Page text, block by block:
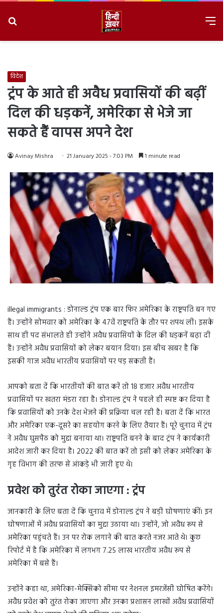
विदेश
ट्रंप के आते ही अवैध प्रवासियों की बढ़ीं
दिल की धड़कनें, अमेरिका से भेजे जा
सकते हैं वापस अपने देश
Avinay Mishra 21 January 2025 - 7:03 PM 1 minute read
illegal immigrants : डोनाल्ड ट्रंप एक बार फिर अमेरिका के राष्ट्रपति बन गए
हैं। उन्होंने सोमवार को अमेरिका के 47वें राष्ट्रपति के तौर पर शपथ ली। इसके
साथ ही पद संभालते ही उन्होंने अवैध प्रवासियों के दिल की धड़कनें बढ़ा दी
हैं। उन्होंने अवैध प्रवासियों को लेकर बयान दिया। इस बीच खबर है कि
इसकी गाज अवैध भारतीय प्रवासियों पर पड़ सकती है।
आपको बता दें कि भारतीयों की बात करें तो 18 हजार अवैध भारतीय
प्रवासियों पर खतरा मंडरा रहा है। डोनाल्ड ट्रंप ने पहले ही स्पष्ट कर दिया है
कि प्रवासियों को उनके देश भेजने की प्रक्रिया चल रही है। बता दें कि भारत
और अमेरिका एक-दूसरे का सहयोग करने के लिए तैयार हैं। पूरे चुनाव में ट्रंप
ने अवैध घुसपैठ को मुद्दा बनाया था। राष्ट्रपति बनने के बाद ट्रंप ने कार्यकारी
आदेश जारी कर दिया है। 2022 की बात करें तो इसी को लेकर अमेरिका के
गृह विभाग की तरफ से आंकड़े भी जारी हुए थे।
प्रवेश को तुरंत रोका जाएगा : ट्रंप
जानकारी के लिए बता दें कि चुनाव में डोनाल्ड ट्रंप ने बड़ी घोषणाएं कीं। इन
घोषणाओं में अवैध प्रवासियों का मुद्दा उठाया था। उन्होंने, जो अवैध रूप से
अमेरिका पहुंचते हैं। उन पर रोक लगाने की बात करते नजर आते थे। कुछ
रिपोर्ट में है कि अमेरिका में लगभग 7.25 लाख भारतीय अवैध रूप से
अमेरिका में बसे हैं।
उन्होंने कहा था, अमेरिका-मेक्सिको सीमा पर नेशनल इमरजेंसी घोषित करेंगे।
अवैध प्रवेश को तुरंत रोका जाएगा और उनका प्रशासन लाखों अवैध प्रवासियों